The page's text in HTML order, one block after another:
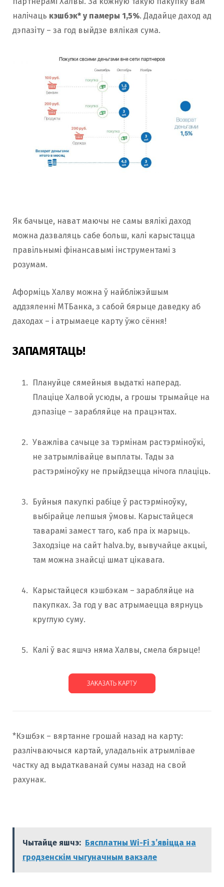
налічаць кэшбэк* у памеры 1,5%. Дадайце даход ад
дэпазіту – за год выйдзе вялікая сума.
Як бачыце, нават маючы не самы вялікі даход
можна дазваляць сабе больш, калі карыстацца
правільнымі фінансавымі інструментамі з
розумам.
Аформіць Халву можна ў найбліжэйшым
аддзяленні МТБанка, з сабой бярыце даведку аб
даходах – і атрымаеце карту ўжо сёння!
ЗАПАМЯТАЦЬ!
Плануйце сямейныя выдаткі наперад.
Плаціце Халвой усюды, а грошы трымайце на
дэпазіце – зарабляйце на працэнтах.
Уважліва сачыце за тэрмінам растэрміноўкі,
не затрымлівайце выплаты. Тады за
растэрміноўку не прыйдзецца нічога плаціць.
Буйныя пакупкі рабіце ў растэрміноўку,
выбірайце лепшыя ўмовы. Карыстайцеся
таварамі замест таго, каб пра іх марыць.
Заходзіце на сайт halva.by, вывучайце акцыі,
там можна знайсці шмат цікавага.
Карыстайцеся кэшбэкам – зарабляйце на
пакупках. За год у вас атрымаецца вярнуць
круглую суму.
Калі ў вас яшчэ няма Халвы, смела бярыце!
*Кэшбэк – вяртанне грошай назад на карту:
разлічваючыся картай, уладальнік атрымлівае
частку ад выдаткаванай сумы назад на свой
рахунак.
Чытайце яшчэ: Бясплатны Wi-Fi з’явіцца на
гродзенскім чыгуначным вакзале